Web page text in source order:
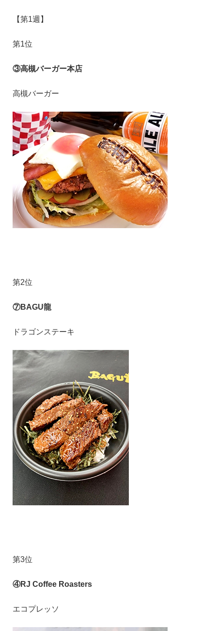
【第1週】
第1位
③高槻バーガー本店
高槻バーガー
第2位
⑦BAGU龍
ドラゴンステーキ
第3位
④RJ Coffee Roasters
エコプレッソ